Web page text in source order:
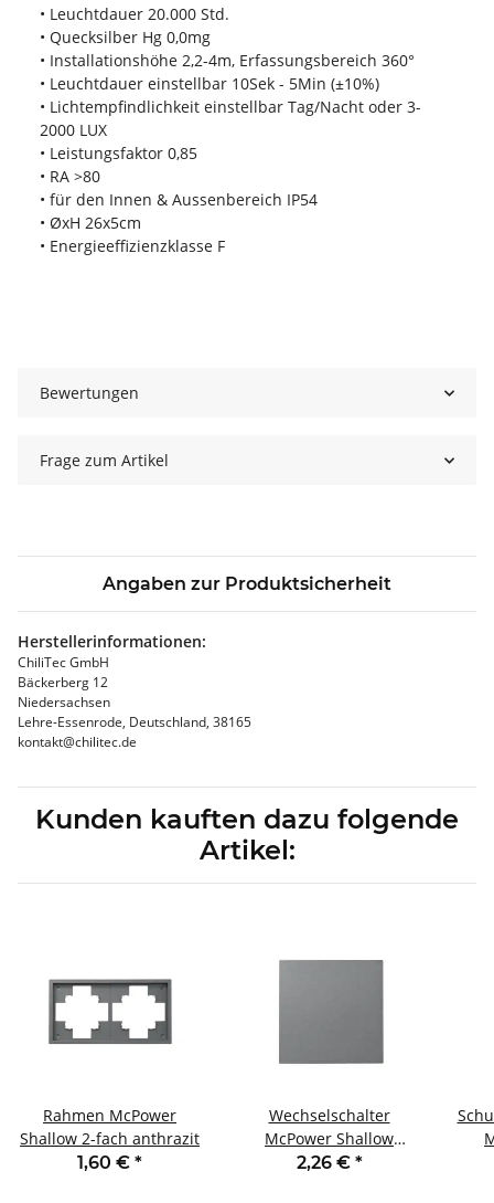
• Leuchtdauer 20.000 Std.
• Quecksilber Hg 0,0mg
• Installationshöhe 2,2-4m, Erfassungsbereich 360°
• Leuchtdauer einstellbar 10Sek - 5Min (±10%)
• Lichtempfindlichkeit einstellbar Tag/Nacht oder 3-
2000 LUX
• Leistungsfaktor 0,85
• RA >80
• für den Innen & Aussenbereich IP54
• ØxH 26x5cm
• Energieeffizienzklasse F
Bewertungen
Frage zum Artikel
Angaben zur Produktsicherheit
Herstellerinformationen:
ChiliTec GmbH
Bäckerberg 12
Niedersachsen
Lehre-Essenrode, Deutschland, 38165
kontakt@chilitec.de
Kunden kauften dazu folgende
Artikel:
Rahmen McPower
Shallow 2-fach anthrazit
1,60 € *
Wechselschalter
McPower Shallow
250V~/10A UP
2,26 € *